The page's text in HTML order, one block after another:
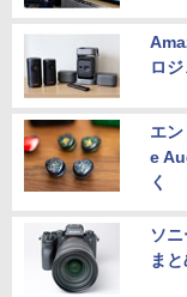
ロ
エ
e
く
ソ
ま